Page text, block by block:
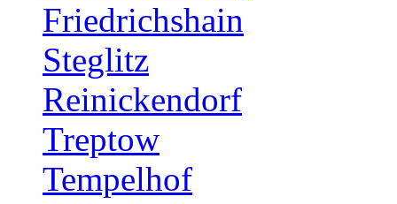
Friedrichshain
Steglitz
Reinickendorf
Treptow
Tempelhof